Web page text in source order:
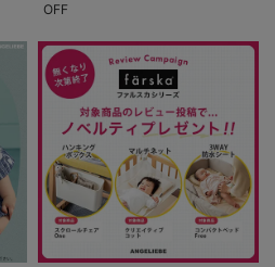
OFF